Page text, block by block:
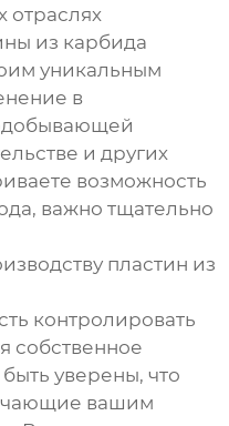
отраслях
из карбида
уникальным
в
и других
возможность
важно тщательно
пластин из
контролировать
собственное
уверены, что
вашим